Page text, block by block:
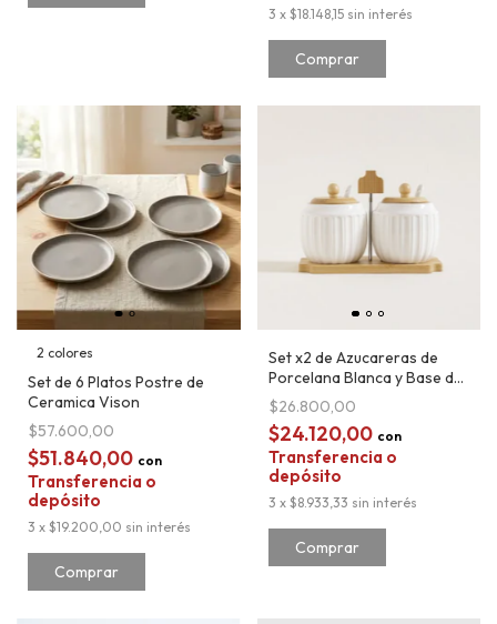
3 x $18.148,15 sin interés
Comprar
2 colores
Set de 6 Platos Postre de
Ceramica Vison
$57.600,00
$51.840,00 con
Transferencia o
depósito
3 x $19.200,00 sin interés
Comprar
Set x2 de Azucareras de
Porcelana Blanca y Base de
Bambu
$26.800,00
$24.120,00 con
Transferencia o
depósito
3 x $8.933,33 sin interés